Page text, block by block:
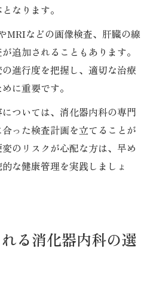
なります。
MRIなどの画像検査、肝臓の線
追加されることもあります。
進行度を把握し、適切な治療
に重要です。
ついては、消化器内科の専門
った検査計画を立てることが
のリスクが心配な方は、早め
な健康管理を実践しましょ
る消化器内科の選